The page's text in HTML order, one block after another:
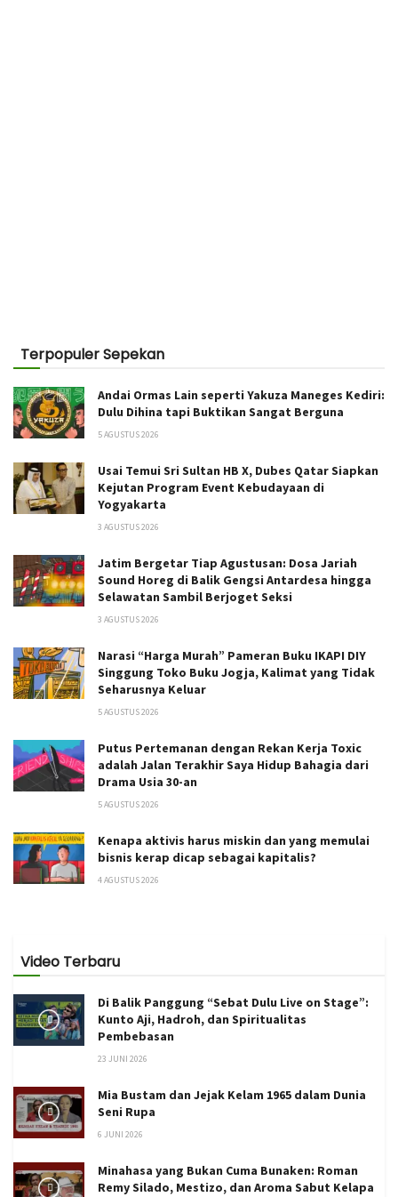
Terpopuler Sepekan
Andai Ormas Lain seperti Yakuza Maneges Kediri:
Dulu Dihina tapi Buktikan Sangat Berguna
5 AGUSTUS 2026
Usai Temui Sri Sultan HB X, Dubes Qatar Siapkan
Kejutan Program Event Kebudayaan di
Yogyakarta
3 AGUSTUS 2026
Jatim Bergetar Tiap Agustusan: Dosa Jariah
Sound Horeg di Balik Gengsi Antardesa hingga
Selawatan Sambil Berjoget Seksi
3 AGUSTUS 2026
Narasi “Harga Murah” Pameran Buku IKAPI DIY
Singgung Toko Buku Jogja, Kalimat yang Tidak
Seharusnya Keluar
5 AGUSTUS 2026
Putus Pertemanan dengan Rekan Kerja Toxic
adalah Jalan Terakhir Saya Hidup Bahagia dari
Drama Usia 30-an
5 AGUSTUS 2026
Kenapa aktivis harus miskin dan yang memulai
bisnis kerap dicap sebagai kapitalis?
4 AGUSTUS 2026
Video Terbaru
Di Balik Panggung “Sebat Dulu Live on Stage”:
Kunto Aji, Hadroh, dan Spiritualitas
Pembebasan
23 JUNI 2026
Mia Bustam dan Jejak Kelam 1965 dalam Dunia
Seni Rupa
6 JUNI 2026
Minahasa yang Bukan Cuma Bunaken: Roman
Remy Silado, Mestizo, dan Aroma Sabut Kelapa